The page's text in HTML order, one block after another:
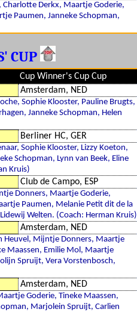
Charlotte Derkx, Maartje Goderie,
Paumen, Janneke Schopman,
CUP
Cup Winner's Cup Cup
Amsterdam, NED
Sophie Klooster, Pauline Brugts,
Janneke Schopman, Helen
Berliner HC, GER
Sophie Klooster, Lizzy Koeton,
Schopman, Lynn van Beek, Eline
Kruis)
Club de Campo, ESP
Donners, Maartje Goderie,
Paumen, Melanie Petit dit de la
Welten. (Coach: Herman Kruis)
Amsterdam, NED
Heuvel, Mijntje Donners, Maartje
Maassen, Emilie Mol, Maartje
Spruijt, Vera Vorstenbosch,
Amsterdam, NED
Goderie, Tineke Maassen,
Marjolein Spruijt, Carlien